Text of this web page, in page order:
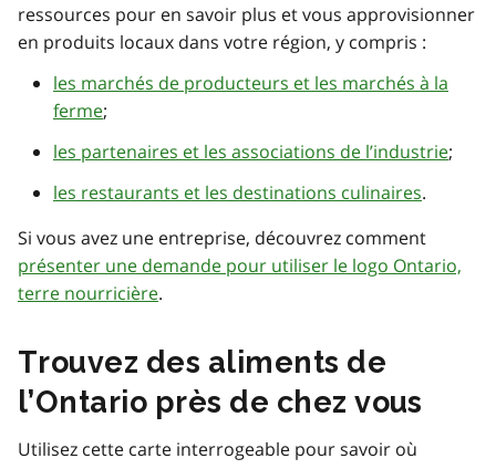
ressources pour en savoir plus et vous approvisionner
en produits locaux dans votre région, y compris :
les marchés de producteurs et les marchés à la
ferme;
les partenaires et les associations de l’industrie;
les restaurants et les destinations culinaires.
Si vous avez une entreprise, découvrez comment
présenter une demande pour utiliser le logo Ontario,
terre nourricière.
Trouvez des aliments de
l’Ontario près de chez vous
Utilisez cette carte interrogeable pour savoir où